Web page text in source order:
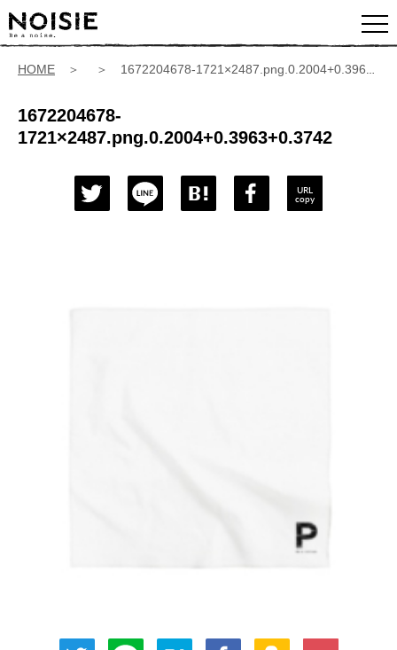
HOME ＞ ＞ 1672204678-1721×2487.png.0.2004+0.3963+0.3742
1672204678-
1721×2487.png.0.2004+0.3963+0.3742
URL
copy